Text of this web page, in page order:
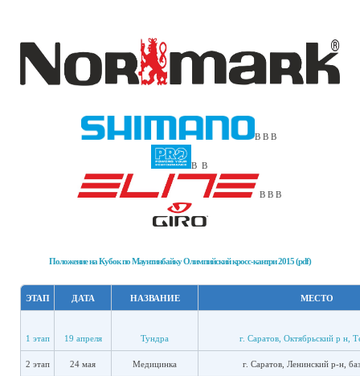
В В В
В В
В В В
Положение на Кубок по Маунтинбайку Олимпийский кросс-кантри 2015 (pdf)
ЭТАП ДАТА НАЗВАНИЕ МЕСТО
1 этап 19 апреля Тундра г. Саратов, Октябрьский р н,
2 этап 24 мая Медицинка г. Саратов, Ленинский р-н,